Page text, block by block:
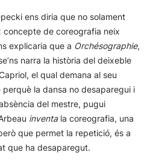
ens diria que no solament
concepte de coreografia neix
explicaria que a Orchésographie,
narra la història del deixeble
el qual demana al seu
la dansa no desaparegui i
del mestre, pugui
inventala coreografia, una
que permet la repetició, és a
que ha desaparegut.